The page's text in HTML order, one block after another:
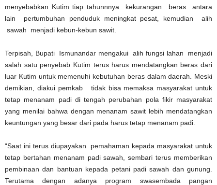
menyebabkan Kutim tiap tahunnnya kekurangan beras antara
lain pertumbuhan penduduk meningkat pesat, kemudian alih
sawah menjadi kebun-kebun sawit.
Terpisah, Bupati Ismunandar mengakui alih fungsi lahan menjadi
salah satu penyebab Kutim terus harus mendatangkan beras dari
luar Kutim untuk memenuhi kebutuhan beras dalam daerah. Meski
demikian, diakui pemkab tidak bisa memaksa masyarakat untuk
tetap menanam padi di tengah perubahan pola fikir masyarakat
yang menilai bahwa dengan menanam sawit lebih mendatangkan
keuntungan yang besar dari pada harus tetap menanam padi.
“Saat ini terus diupayakan pemahaman kepada masyarakat untuk
tetap bertahan menanam padi sawah, sembari terus memberikan
pembinaan dan bantuan kepada petani padi sawah dan gunung.
Terutama dengan adanya program swasembada pangan